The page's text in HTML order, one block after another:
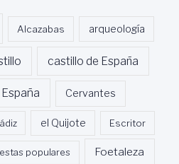
Alcazabas arqueología
castillo de España
Cervantes
el Quijote Escritor
populares Foetaleza